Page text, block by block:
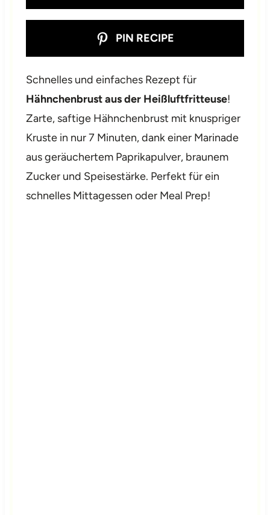
PIN RECIPE
Schnelles und einfaches Rezept für
Hähnchenbrust aus der Heißluftfritteuse!
Zarte, saftige Hähnchenbrust mit knuspriger
Kruste in nur 7 Minuten, dank einer Marinade
aus geräuchertem Paprikapulver, braunem
Zucker und Speisestärke. Perfekt für ein
schnelles Mittagessen oder Meal Prep!